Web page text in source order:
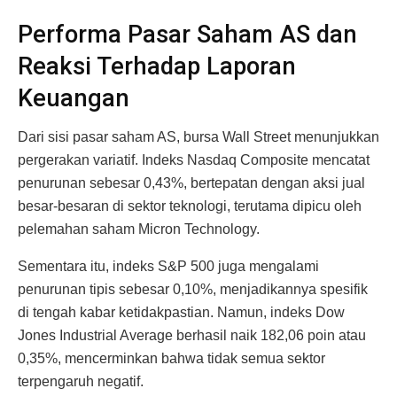
Performa Pasar Saham AS dan
Reaksi Terhadap Laporan
Keuangan
Dari sisi pasar saham AS, bursa Wall Street menunjukkan
pergerakan variatif. Indeks Nasdaq Composite mencatat
penurunan sebesar 0,43%, bertepatan dengan aksi jual
besar-besaran di sektor teknologi, terutama dipicu oleh
pelemahan saham Micron Technology.
Sementara itu, indeks S&P 500 juga mengalami
penurunan tipis sebesar 0,10%, menjadikannya spesifik
di tengah kabar ketidakpastian. Namun, indeks Dow
Jones Industrial Average berhasil naik 182,06 poin atau
0,35%, mencerminkan bahwa tidak semua sektor
terpengaruh negatif.